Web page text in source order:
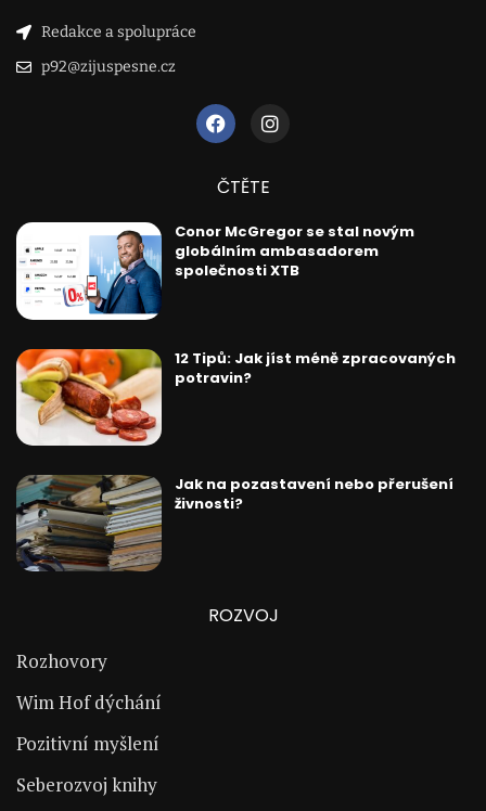
Redakce a spolupráce
p92@zijuspesne.cz
ČTĚTE
Conor McGregor se stal novým
globálním ambasadorem
společnosti XTB
12 Tipů: Jak jíst méně zpracovaných
potravin?
Jak na pozastavení nebo přerušení
živnosti?
ROZVOJ
Rozhovory
Wim Hof dýchání
Pozitivní myšlení
Seberozvoj knihy